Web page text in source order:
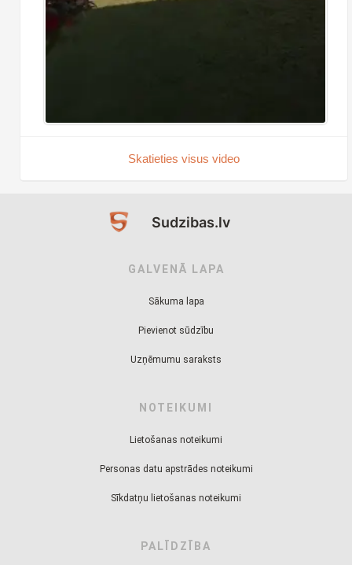
Skatieties visus video
Sudzibas.lv
GALVENĀ LAPA
Sākuma lapa
Pievienot sūdzību
Uzņēmumu saraksts
NOTEIKUMI
Lietošanas noteikumi
Personas datu apstrādes noteikumi
Sīkdatņu lietošanas noteikumi
PALĪDZĪBA